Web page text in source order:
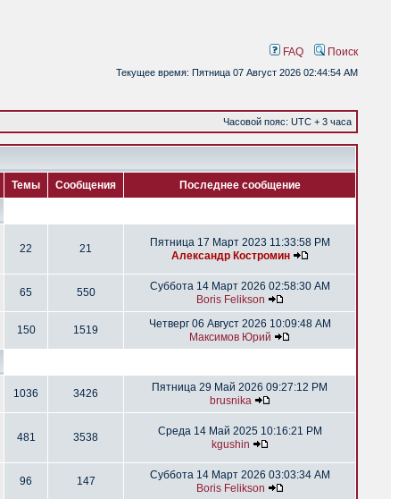
FAQ Поиск
Текущее время: Пятница 07 Август 2026 02:44:54 AM
Часовой пояс: UTC + 3 часа
Темы Сообщения Последнее сообщение
22 21
Пятница 17 Март 2023 11:33:58 PM
Александр Костромин
65 550
Суббота 14 Март 2026 02:58:30 AM
Boris Felikson
150 1519
Четверг 06 Август 2026 10:09:48 AM
Максимов Юрий
1036 3426
Пятница 29 Май 2026 09:27:12 PM
brusnika
481 3538
Среда 14 Май 2025 10:16:21 PM
kgushin
96 147
Суббота 14 Март 2026 03:03:34 AM
Boris Felikson